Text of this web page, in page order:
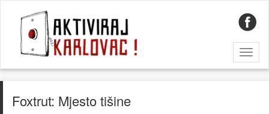
Foxtrut: Mjesto tišine